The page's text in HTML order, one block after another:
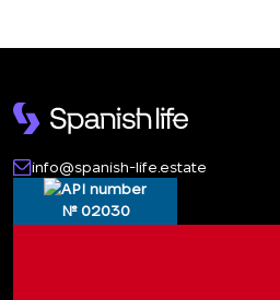
apertura de una cuenta bancaria.
comprar un estudio en España
Después de abrir la cuenta bancaria
reserva la propiedad (firma un
depósito – entre 3.000 y 10.000
info@spanish-life.estate
№ 02030